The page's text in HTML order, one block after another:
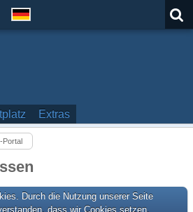
Extras
Portal
Durch die Nutzung unserer Seite
dass wir Cookies setzen.